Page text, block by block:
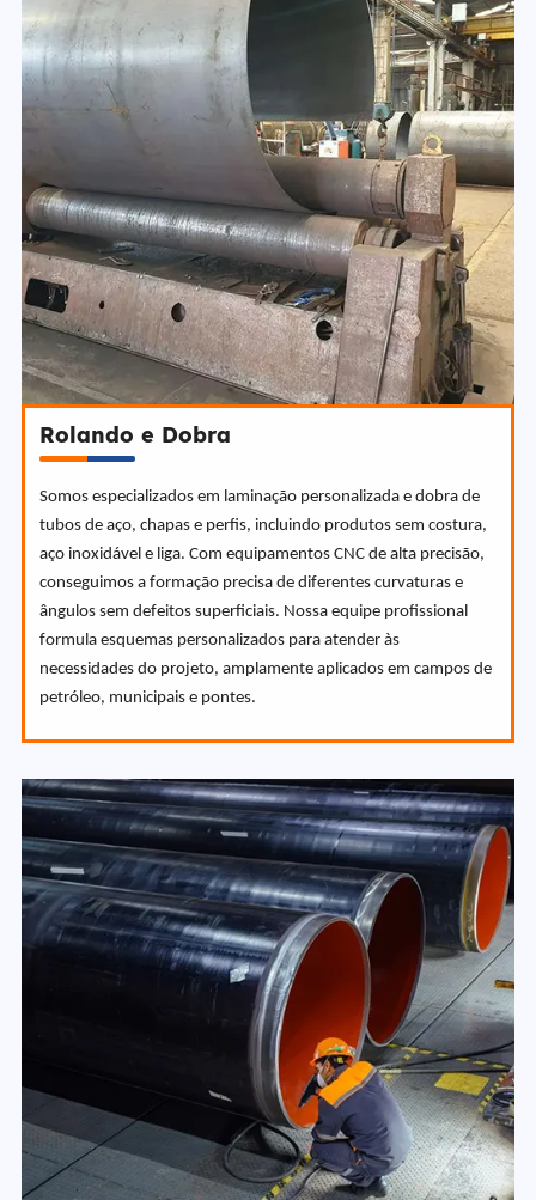
Rolando e Dobra
Somos especializados em laminação personalizada e dobra de
tubos de aço, chapas e perfis, incluindo produtos sem costura,
aço inoxidável e liga. Com equipamentos CNC de alta precisão,
conseguimos a formação precisa de diferentes curvaturas e
ângulos sem defeitos superficiais. Nossa equipe profissional
formula esquemas personalizados para atender às
necessidades do projeto, amplamente aplicados em campos de
petróleo, municipais e pontes.